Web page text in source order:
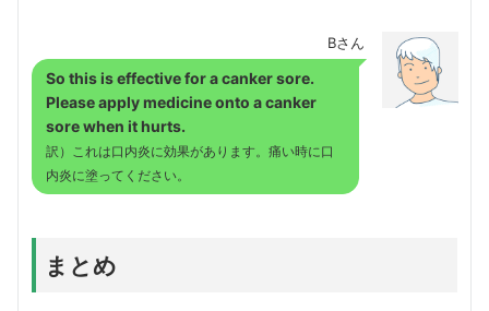
Bさん
So this is effective for a canker sore.
Please apply medicine onto a canker
sore when it hurts.
訳）これは口内炎に効果があります。痛い時に口
内炎に塗ってください。
まとめ